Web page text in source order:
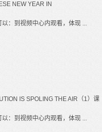
NEW YEAR IN
：到视频中心内观看，体现 ...
IS SPOLING THE AIR（1）课
：到视频中心内观看，体现 ...